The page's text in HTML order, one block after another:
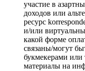
участие в
доходов или
ресурс
и/или
какой форме
связаны/могут
букмекерами или
материалы на